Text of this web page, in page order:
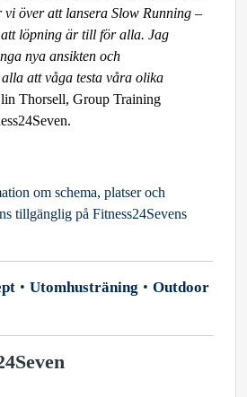
över att lansera Slow Running –
löpning är till för alla. Jag
nya ansikten och
att våga testa våra olika
Thorsell, Group Training
om schema, platser och
tillgänglig på Fitness24Sevens
Utomhusträning
Outdoor